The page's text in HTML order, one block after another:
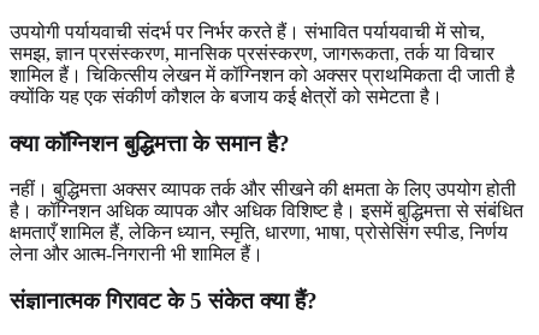
उपयोगी पर्यायवाची संदर्भ पर निर्भर करते हैं। संभावित पर्यायवाची में सोच,
समझ, ज्ञान प्रसंस्करण, मानसिक प्रसंस्करण, जागरूकता, तर्क या विचार
शामिल हैं। चिकित्सीय लेखन में कॉग्निशन को अक्सर प्राथमिकता दी जाती है
क्योंकि यह एक संकीर्ण कौशल के बजाय कई क्षेत्रों को समेटता है।
क्या कॉग्निशन बुद्धिमत्ता के समान है?
नहीं। बुद्धिमत्ता अक्सर व्यापक तर्क और सीखने की क्षमता के लिए उपयोग होती
है। कॉग्निशन अधिक व्यापक और अधिक विशिष्ट है। इसमें बुद्धिमत्ता से संबंधित
क्षमताएँ शामिल हैं, लेकिन ध्यान, स्मृति, धारणा, भाषा, प्रोसेसिंग स्पीड, निर्णय
लेना और आत्म-निगरानी भी शामिल हैं।
संज्ञानात्मक गिरावट के 5 संकेत क्या हैं?